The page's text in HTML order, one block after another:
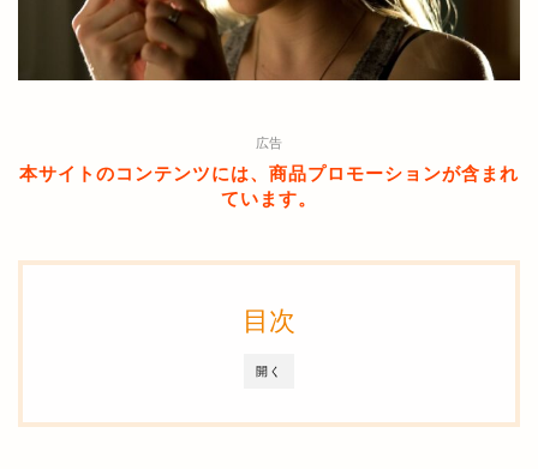
広告
本サイトのコンテンツには、商品プロモーションが含まれ
ています。
開く
目次